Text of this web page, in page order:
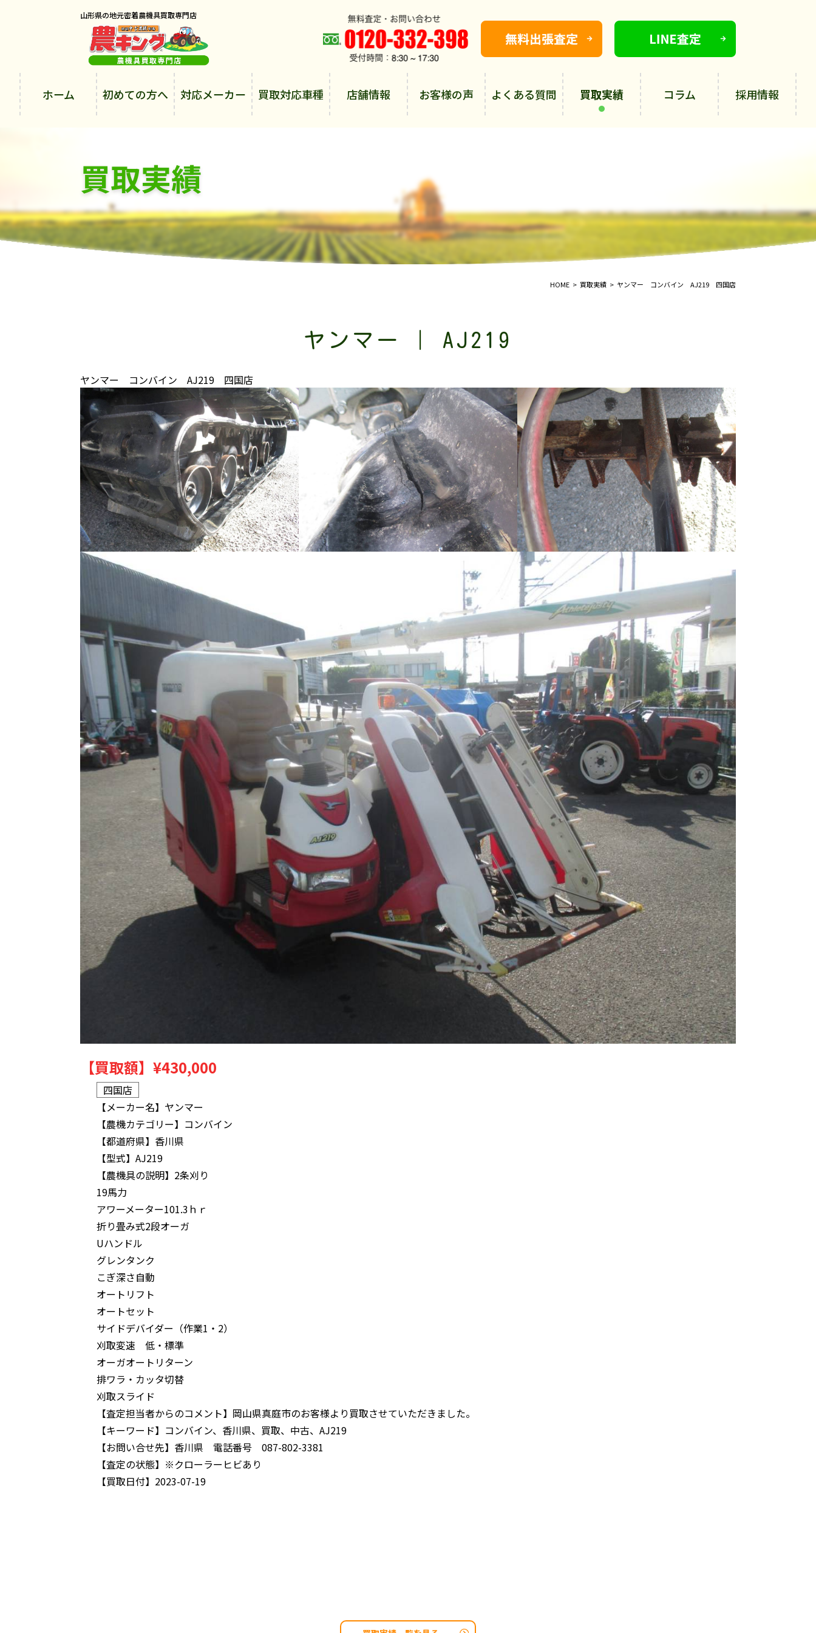
山形県の地元密着農機具買取専門店
ホーム 初めての方へ 対応メーカー 買取対応車種 店舗情報 お客様の声 よくある質問 買取実績 コラム 採用情報
買取実績
HOME 買取実績 ヤンマー コンバイン AJ219 四国店
ヤンマー | AJ219
ヤンマー コンバイン AJ219 四国店
【買取額】 ¥430,000
四国店
【メーカー名】 ヤンマー
【農機カテゴリー】 コンバイン
【都道府県】 香川県
【型式】AJ219
【農機具の説明】 2条刈り
19馬力
アワーメーター101.3ｈｒ
折り畳み式2段オーガ
Uハンドル
グレンタンク
こぎ深さ自動
オートリフト
オートセット
サイドデバイダー（作業1・2）
刈取変速 低・標準
オーガオートリターン
排ワラ・カッタ切替
刈取スライド
【査定担当者からのコメント】 岡山県真庭市のお客様より買取させていただきました。
【キーワード】 コンバイン、香川県、買取、中古、AJ219
【お問い合せ先】 香川県 電話番号 087-802-3381
【査定の状態】 ※クローラーヒビあり
【買取日付】 2023-07-19